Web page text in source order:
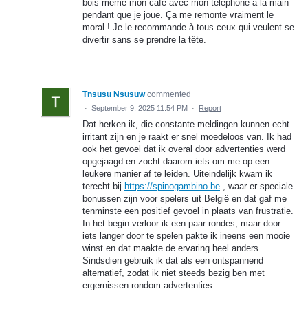
bois même mon café avec mon téléphone à la main
pendant que je joue. Ça me remonte vraiment le
moral ! Je le recommande à tous ceux qui veulent se
divertir sans se prendre la tête.
Tnsusu Nsusuw commented
· September 9, 2025 11:54 PM · Report
Dat herken ik, die constante meldingen kunnen echt
irritant zijn en je raakt er snel moedeloos van. Ik had
ook het gevoel dat ik overal door advertenties werd
opgejaagd en zocht daarom iets om me op een
leukere manier af te leiden. Uiteindelijk kwam ik
terecht bij https://spinogambino.be , waar er speciale
bonussen zijn voor spelers uit België en dat gaf me
tenminste een positief gevoel in plaats van frustratie.
In het begin verloor ik een paar rondes, maar door
iets langer door te spelen pakte ik ineens een mooie
winst en dat maakte de ervaring heel anders.
Sindsdien gebruik ik dat als een ontspannend
alternatief, zodat ik niet steeds bezig ben met
ergernissen rondom advertenties.